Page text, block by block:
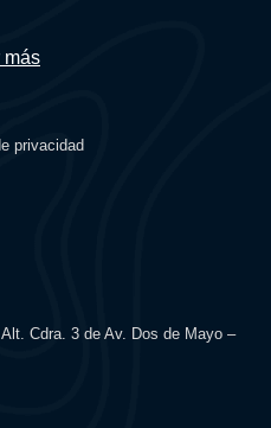
más
privacidad
Cdra. 3 de Av. Dos de Mayo –